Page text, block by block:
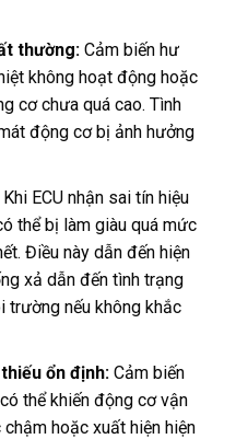
thường: Cảm biến hư
không hoạt động hoặc
cơ chưa quá cao. Tình
động cơ bị ảnh hưởng
Khi ECU nhận sai tín hiệu
thể bị làm giàu quá mức
Điều này dẫn đến hiện
xả dẫn đến tình trạng
trường nếu không khắc
ổn định: Cảm biến
thể khiến động cơ vận
hoặc xuất hiện hiện